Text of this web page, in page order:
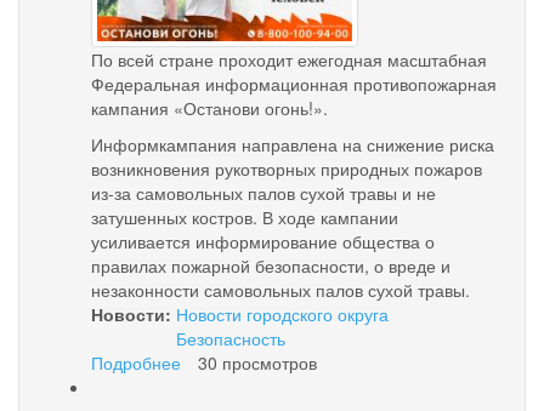
По всей стране проходит ежегодная масштабная
Федеральная информационная противопожарная
кампания «Останови огонь!».
Информкампания направлена на снижение риска
возникновения рукотворных природных пожаров
из-за самовольных палов сухой травы и не
затушенных костров. В ходе кампании
усиливается информирование общества о
правилах пожарной безопасности, о вреде и
незаконности самовольных палов сухой травы.
Новости: Новости городского округа
Безопасность
Подробнее
30 просмотров